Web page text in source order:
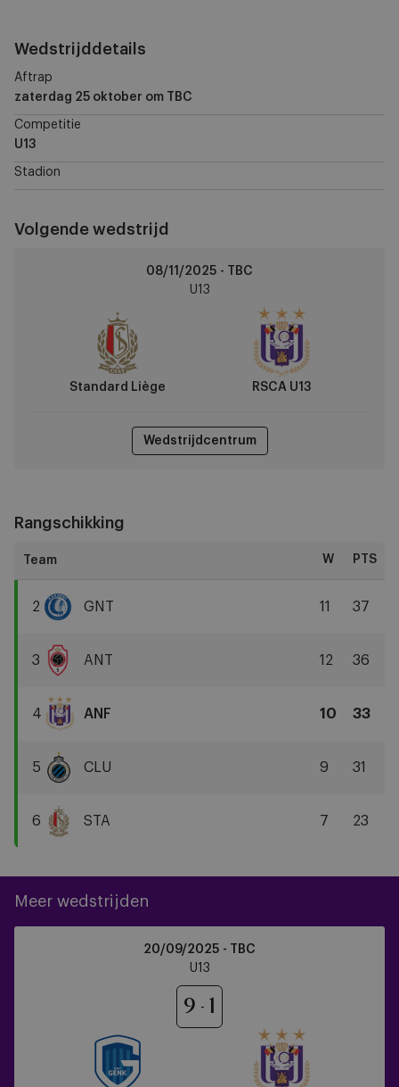
Wedstrijddetails
Aftrap
zaterdag 25 oktober om TBC
Competitie
U13
Stadion
Volgende wedstrijd
08/11/2025 - TBC
U13
Standard Liège RSCA U13
Wedstrijdcentrum
Rangschikking
W PTS
2
Gent
GNT 11 37
3
Antwerp
FC
ANT 12 36
4
U13
ANF 10 33
5
Brugge
CLU 9 31
6
STA 7 23
Meer wedstrijden
20/09/2025 - TBC
U13
9 1